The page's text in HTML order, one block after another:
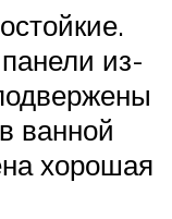
из-
ванной
хорошая